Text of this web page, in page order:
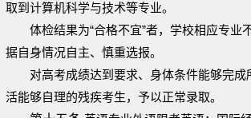
取到计算机科学与技术等专业。
体检结果为“合格不宜”者，学校相应专业
据自身情况自主、慎重选报。
对高考成绩达到要求、身体条件能够完成
活能够自理的残疾考生，予以正常录取。